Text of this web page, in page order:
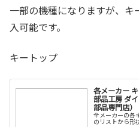
一部の機種になりますが、
入可能です。
キートップ
各メーカー
部品工房 ダ
部品専門店）
全メーカーの各
のリストから形